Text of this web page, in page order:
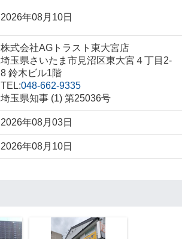
2026年08月10日
株式会社AGトラスト東大宮店
埼玉県さいたま市見沼区東大宮４丁目2-
8 鈴木ビル1階
TEL:048-662-9335
埼玉県知事 (1) 第25036号
2026年08月03日
2026年08月10日